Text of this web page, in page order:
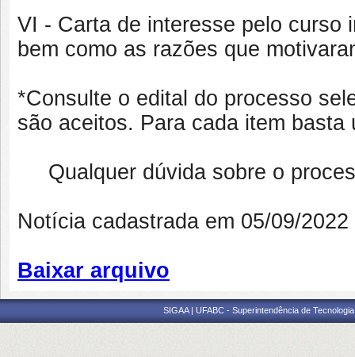
VI - Carta de interesse pelo curso
bem como as razões que
*Consulte o edital do processo
são aceitos. Para cada item
Qualquer dúvida sobre o
Notícia cadastrada em 05/09/
Baixar arquivo
SIGAA | UFABC - Superintendência de